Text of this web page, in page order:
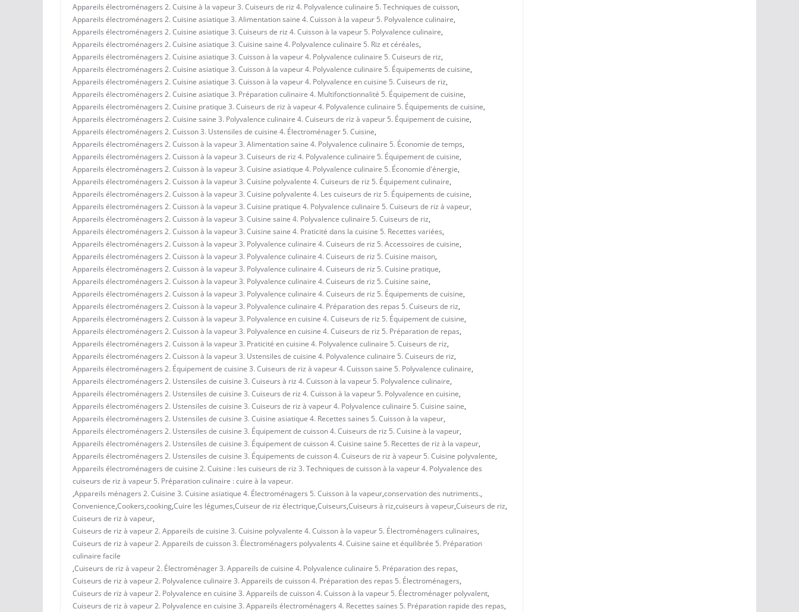
Appareils électroménagers 2. Cuisine à la vapeur 3. Cuiseurs de riz 4. Polyvalence culinaire 5. Techniques de cuisson,
Appareils électroménagers 2. Cuisine asiatique 3. Alimentation saine 4. Cuisson à la vapeur 5. Polyvalence culinaire,
Appareils électroménagers 2. Cuisine asiatique 3. Cuiseurs de riz 4. Cuisson à la vapeur 5. Polyvalence culinaire,
Appareils électroménagers 2. Cuisine asiatique 3. Cuisine saine 4. Polyvalence culinaire 5. Riz et céréales,
Appareils électroménagers 2. Cuisine asiatique 3. Cuisson à la vapeur 4. Polyvalence culinaire 5. Cuiseurs de riz,
Appareils électroménagers 2. Cuisine asiatique 3. Cuisson à la vapeur 4. Polyvalence culinaire 5. Équipements de cuisine,
Appareils électroménagers 2. Cuisine asiatique 3. Cuisson à la vapeur 4. Polyvalence en cuisine 5. Cuiseurs de riz,
Appareils électroménagers 2. Cuisine asiatique 3. Préparation culinaire 4. Multifonctionnalité 5. Équipement de cuisine,
Appareils électroménagers 2. Cuisine pratique 3. Cuiseurs de riz à vapeur 4. Polyvalence culinaire 5. Équipements de cuisine,
Appareils électroménagers 2. Cuisine saine 3. Polyvalence culinaire 4. Cuiseurs de riz à vapeur 5. Équipement de cuisine,
Appareils électroménagers 2. Cuisson 3. Ustensiles de cuisine 4. Électroménager 5. Cuisine,
Appareils électroménagers 2. Cuisson à la vapeur 3. Alimentation saine 4. Polyvalence culinaire 5. Économie de temps,
Appareils électroménagers 2. Cuisson à la vapeur 3. Cuiseurs de riz 4. Polyvalence culinaire 5. Équipement de cuisine,
Appareils électroménagers 2. Cuisson à la vapeur 3. Cuisine asiatique 4. Polyvalence culinaire 5. Économie d'énergie,
Appareils électroménagers 2. Cuisson à la vapeur 3. Cuisine polyvalente 4. Cuiseurs de riz 5. Équipement culinaire,
Appareils électroménagers 2. Cuisson à la vapeur 3. Cuisine polyvalente 4. Les cuiseurs de riz 5. Équipements de cuisine,
Appareils électroménagers 2. Cuisson à la vapeur 3. Cuisine pratique 4. Polyvalence culinaire 5. Cuiseurs de riz à vapeur,
Appareils électroménagers 2. Cuisson à la vapeur 3. Cuisine saine 4. Polyvalence culinaire 5. Cuiseurs de riz,
Appareils électroménagers 2. Cuisson à la vapeur 3. Cuisine saine 4. Praticité dans la cuisine 5. Recettes variées,
Appareils électroménagers 2. Cuisson à la vapeur 3. Polyvalence culinaire 4. Cuiseurs de riz 5. Accessoires de cuisine,
Appareils électroménagers 2. Cuisson à la vapeur 3. Polyvalence culinaire 4. Cuiseurs de riz 5. Cuisine maison,
Appareils électroménagers 2. Cuisson à la vapeur 3. Polyvalence culinaire 4. Cuiseurs de riz 5. Cuisine pratique,
Appareils électroménagers 2. Cuisson à la vapeur 3. Polyvalence culinaire 4. Cuiseurs de riz 5. Cuisine saine,
Appareils électroménagers 2. Cuisson à la vapeur 3. Polyvalence culinaire 4. Cuiseurs de riz 5. Équipements de cuisine,
Appareils électroménagers 2. Cuisson à la vapeur 3. Polyvalence culinaire 4. Préparation des repas 5. Cuiseurs de riz,
Appareils électroménagers 2. Cuisson à la vapeur 3. Polyvalence en cuisine 4. Cuiseurs de riz 5. Équipement de cuisine,
Appareils électroménagers 2. Cuisson à la vapeur 3. Polyvalence en cuisine 4. Cuiseurs de riz 5. Préparation de repas,
Appareils électroménagers 2. Cuisson à la vapeur 3. Praticité en cuisine 4. Polyvalence culinaire 5. Cuiseurs de riz,
Appareils électroménagers 2. Cuisson à la vapeur 3. Ustensiles de cuisine 4. Polyvalence culinaire 5. Cuiseurs de riz,
Appareils électroménagers 2. Équipement de cuisine 3. Cuiseurs de riz à vapeur 4. Cuisson saine 5. Polyvalence culinaire,
Appareils électroménagers 2. Ustensiles de cuisine 3. Cuiseurs à riz 4. Cuisson à la vapeur 5. Polyvalence culinaire,
Appareils électroménagers 2. Ustensiles de cuisine 3. Cuiseurs de riz 4. Cuisson à la vapeur 5. Polyvalence en cuisine,
Appareils électroménagers 2. Ustensiles de cuisine 3. Cuiseurs de riz à vapeur 4. Polyvalence culinaire 5. Cuisine saine,
Appareils électroménagers 2. Ustensiles de cuisine 3. Cuisine asiatique 4. Recettes saines 5. Cuisson à la vapeur,
Appareils électroménagers 2. Ustensiles de cuisine 3. Équipement de cuisson 4. Cuiseurs de riz 5. Cuisine à la vapeur,
Appareils électroménagers 2. Ustensiles de cuisine 3. Équipement de cuisson 4. Cuisine saine 5. Recettes de riz à la vapeur,
Appareils électroménagers 2. Ustensiles de cuisine 3. Équipements de cuisson 4. Cuiseurs de riz à vapeur 5. Cuisine polyvalente,
Appareils électroménagers de cuisine 2. Cuisine : les cuiseurs de riz 3. Techniques de cuisson à la vapeur 4. Polyvalence des
cuiseurs de riz à vapeur 5. Préparation culinaire : cuire à la vapeur.
,Appareils ménagers 2. Cuisine 3. Cuisine asiatique 4. Électroménagers 5. Cuisson à la vapeur,conservation des nutriments.,
Convenience,Cookers,cooking,Cuire les légumes,Cuiseur de riz électrique,Cuiseurs,Cuiseurs à riz,cuiseurs à vapeur,Cuiseurs de riz,
Cuiseurs de riz à vapeur,
Cuiseurs de riz à vapeur 2. Appareils de cuisine 3. Cuisine polyvalente 4. Cuisson à la vapeur 5. Électroménagers culinaires,
Cuiseurs de riz à vapeur 2. Appareils de cuisson 3. Électroménagers polyvalents 4. Cuisine saine et équilibrée 5. Préparation
culinaire facile
,Cuiseurs de riz à vapeur 2. Électroménager 3. Appareils de cuisine 4. Polyvalence culinaire 5. Préparation des repas,
Cuiseurs de riz à vapeur 2. Polyvalence culinaire 3. Appareils de cuisson 4. Préparation des repas 5. Électroménagers,
Cuiseurs de riz à vapeur 2. Polyvalence en cuisine 3. Appareils de cuisson 4. Cuisson à la vapeur 5. Électroménager polyvalent,
Cuiseurs de riz à vapeur 2. Polyvalence en cuisine 3. Appareils électroménagers 4. Recettes saines 5. Préparation rapide des repas,